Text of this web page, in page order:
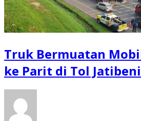
Truk Bermuatan
ke Parit di Tol